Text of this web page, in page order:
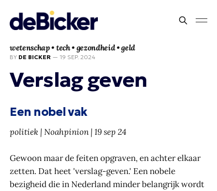
wetenschap • tech • gezondheid • geld
BY DE BICKER — 19 SEP. 2024
Verslag geven
Een nobel vak
politiek | Noahpinion | 19 sep 24
Gewoon maar de feiten opgraven, en achter elkaar
zetten. Dat heet 'verslag-geven.' Een nobele
bezigheid die in Nederland minder belangrijk wordt